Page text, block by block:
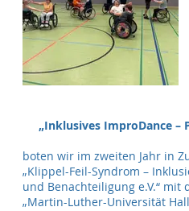
„Inklusives ImproDance –
boten wir im zweiten Jahr in
„Klippel-Feil-Syndrom –
und Benachteiligung e.V.“ mit
„Martin-Luther-Universität